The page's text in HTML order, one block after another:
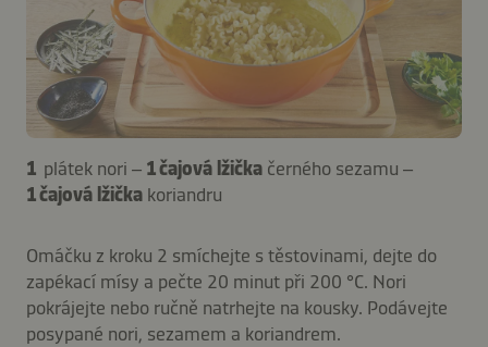
1 plátek nori – 1 čajová lžička černého sezamu –
1 čajová lžička koriandru
Omáčku z kroku 2 smíchejte s těstovinami, dejte do
zapékací mísy a pečte 20 minut při 200 °C. Nori
pokrájejte nebo ručně natrhejte na kousky. Podávejte
posypané nori, sezamem a koriandrem.